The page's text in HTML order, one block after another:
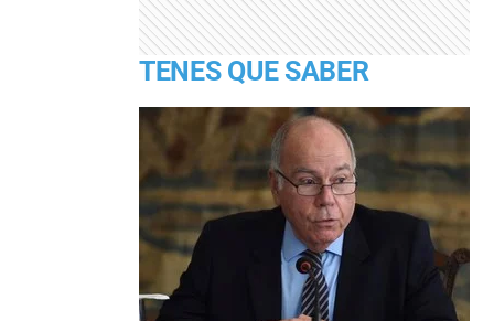
TENES QUE SABER